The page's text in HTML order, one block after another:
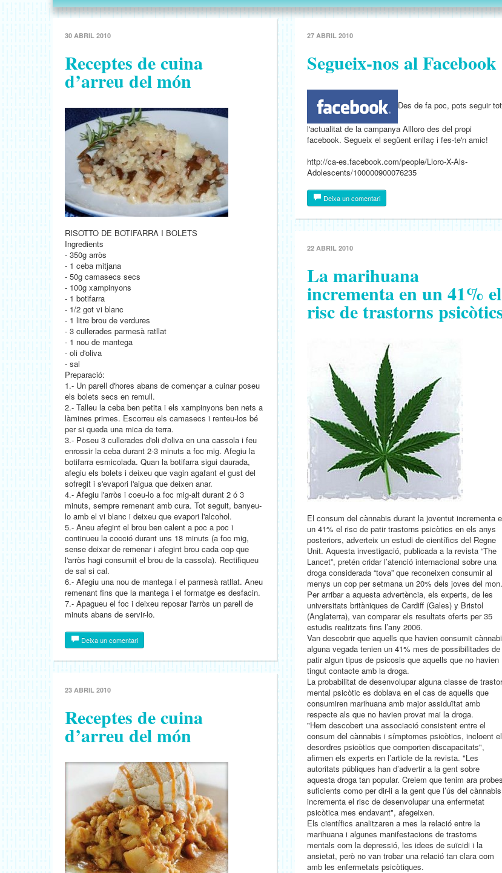
30 ABRIL 2010
Receptes de cuina
d’arreu del món
RISOTTO DE BOTIFARRA I BOLETS
Ingredients
- 350g arròs
- 1 ceba mitjana
- 50g camasecs secs
- 100g xampinyons
- 1 botifarra
- 1/2 got vi blanc
- 1 litre brou de verdures
- 3 cullerades parmesà ratllat
- 1 nou de mantega
- oli d'oliva
- sal
Preparació:
1.- Un parell d'hores abans de començar a cuinar poseu
els bolets secs en remull.
2.- Talleu la ceba ben petita i els xampinyons ben nets a
làmines primes. Escorreu els camasecs i renteu-los bé
per si queda una mica de terra.
3.- Poseu 3 cullerades d'oli d'oliva en una cassola i feu
enrossir la ceba durant 2-3 minuts a foc mig. Afegiu la
botifarra esmicolada. Quan la botifarra sigui daurada,
afegiu els bolets i deixeu que vagin agafant el gust del
sofregit i s'evapori l'aigua que deixen anar.
4.- Afegiu l'arròs i coeu-lo a foc mig-alt durant 2 ó 3
minuts, sempre remenant amb cura. Tot seguit, banyeu-
lo amb el vi blanc i deixeu que evapori l'alcohol.
5.- Aneu afegint el brou ben calent a poc a poc i
continueu la cocció durant uns 18 minuts (a foc mig,
sense deixar de remenar i afegint brou cada cop que
l'arròs hagi consumit el brou de la cassola). Rectifiqueu
de sal si cal.
6.- Afegiu una nou de mantega i el parmesà ratllat. Aneu
remenant fins que la mantega i el formatge es desfacin.
7.- Apagueu el foc i deixeu reposar l'arròs un parell de
minuts abans de servir-lo.
Deixa un comentari
23 ABRIL 2010
Receptes de cuina
d’arreu del món
27 ABRIL 2010
Segueix-nos al Facebook
Des de fa poc, pots seguir
l'actualitat de la campanya Allloro des del propi
facebook. Segueix el següent enllaç i fes-te'n amic!
http://ca-es.facebook.com/people/Lloro-X-Als-
Adolescents/100000900076235
Deixa un comentari
22 ABRIL 2010
La marihuana
incrementa en un 41% el
risc de trastorns
El consum del cànnabis durant la joventut incrementa
un 41% el risc de patir trastorns psicòtics en els anys
posteriors, adverteix un estudi de científics del Regne
Unit. Aquesta investigació, publicada a la revista “The
Lancet”, pretén cridar l’atenció internacional sobre una
droga considerada “tova” que reconeixen consumir al
menys un cop per setmana un 20% dels joves del mon.
Per arribar a aquesta advertència, els experts, de les
universitats britàniques de Cardiff (Gales) y Bristol
(Anglaterra), van comparar els resultats oferts per 35
estudis realitzats fins l’any 2006.
Van descobrir que aquells que havien consumit
alguna vegada tenien un 41% mes de possibilitades de
patir algun tipus de psicosis que aquells que no havien
tingut contacte amb la droga.
La probabilitat de desenvolupar alguna classe de
mental psicòtic es doblava en el cas de aquells que
consumiren marihuana amb major assiduïtat amb
respecte als que no havien provat mai la droga.
"Hem descobert una associació consistent entre el
consum del cànnabis i símptomes psicòtics, incloent
desordres psicòtics que comporten discapacitats",
afirmen els experts en l’article de la revista. "Les
autoritats públiques han d’advertir a la gent sobre
aquesta droga tan popular. Creiem que tenim ara probes
suficients como per dir-li a la gent que l’ús del cànnabis
incrementa el risc de desenvolupar una enfermetat
psicòtica mes endavant", afegeixen.
Els científics analitzaren a mes la relació entre la
marihuana i algunes manifestacions de trastorns
mentals com la depressió, les idees de suïcidi i la
ansietat, però no van trobar una relació tan clara com
amb les enfermetats psicòtiques.